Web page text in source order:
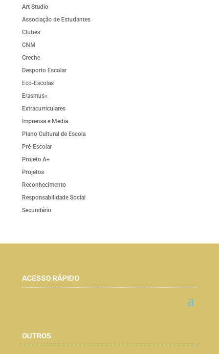
Art Studio
Associação de Estudantes
Clubes
CNM
Creche
Desporto Escolar
Eco-Escolas
Erasmus+
Extracurriculares
Imprensa e Media
Plano Cultural de Escola
Pré-Escolar
Projeto A+
Projetos
Reconhecimento
Responsabilidade Social
Secundário
ACESSO RÁPIDO
OUTROS